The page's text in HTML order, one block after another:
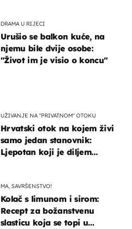
DRAMA U RIJECI
Urušio se balkon kuće, na
njemu bile dvije osobe:
"Život im je visio o koncu"
UŽIVANJE NA "PRIVATNOM" OTOKU
Hrvatski otok na kojem živi
samo jedan stanovnik:
Ljepotan koji je diljem
MA, SAVRŠENSTVO!
Kolač s limunom i sirom:
Recept za božanstvenu
slasticu koja se topi u